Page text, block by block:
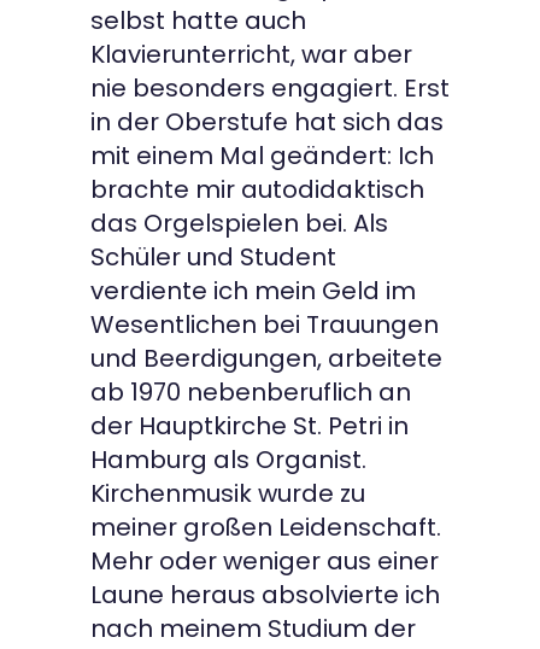
selbst hatte auch
Klavierunterricht, war aber
nie besonders engagiert. Erst
in der Oberstufe hat sich das
mit einem Mal geändert: Ich
brachte mir autodidaktisch
das Orgelspielen bei. Als
Schüler und Student
verdiente ich mein Geld im
Wesentlichen bei Trauungen
und Beerdigungen, arbeitete
ab 1970 nebenberuflich an
der Hauptkirche St. Petri in
Hamburg als Organist.
Kirchenmusik wurde zu
meiner großen Leidenschaft.
Mehr oder weniger aus einer
Laune heraus absolvierte ich
nach meinem Studium der